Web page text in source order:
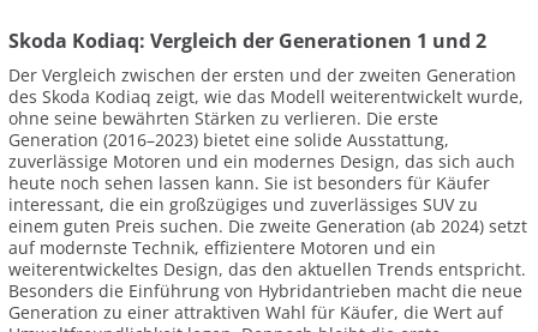
Skoda Kodiaq: Vergleich der Generationen 1 und 2
Der Vergleich zwischen der ersten und der zweiten Generation
des Skoda Kodiaq zeigt, wie das Modell weiterentwickelt wurde,
ohne seine bewährten Stärken zu verlieren. Die erste
Generation (2016–2023) bietet eine solide Ausstattung,
zuverlässige Motoren und ein modernes Design, das sich auch
heute noch sehen lassen kann. Sie ist besonders für Käufer
interessant, die ein großzügiges und zuverlässiges SUV zu
einem guten Preis suchen. Die zweite Generation (ab 2024) setzt
auf modernste Technik, effizientere Motoren und ein
weiterentwickeltes Design, das den aktuellen Trends entspricht.
Besonders die Einführung von Hybridantrieben macht die neue
Generation zu einer attraktiven Wahl für Käufer, die Wert auf